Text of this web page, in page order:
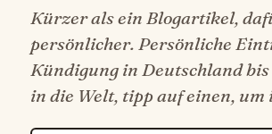
Kürzer als ein Blogartikel,
persönlicher. Persönliche
Kündigung in Deutschland
in die Welt, tipp auf einen, um